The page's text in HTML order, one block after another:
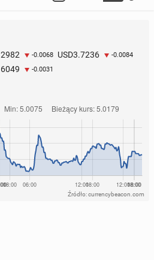
-0.0068 USD3.7236 -0.0084
-0.0031
Źródło: currencybeacon.com